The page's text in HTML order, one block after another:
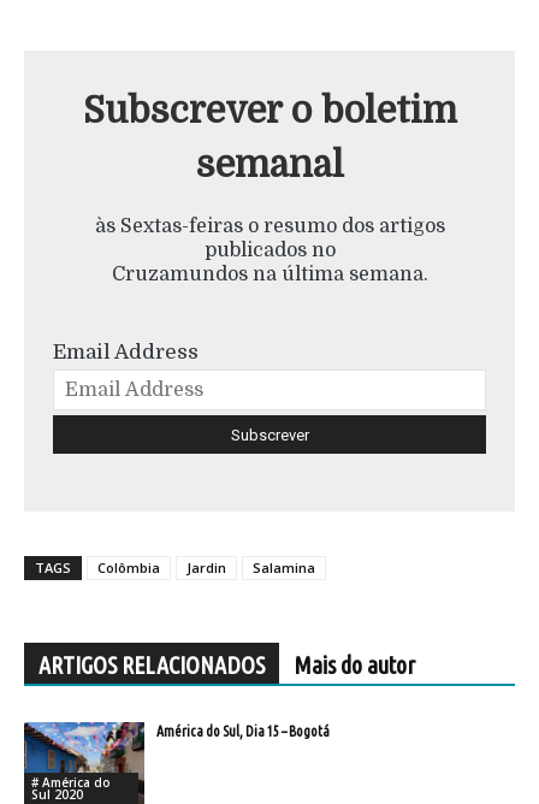
Subscrever o boletim
semanal
às Sextas-feiras o resumo dos artigos
publicados no
Cruzamundos na última semana.
Email Address
TAGS Colômbia Jardin Salamina
ARTIGOS RELACIONADOS Mais do autor
# América do
Sul 2020
América do Sul, Dia 15 – Bogotá